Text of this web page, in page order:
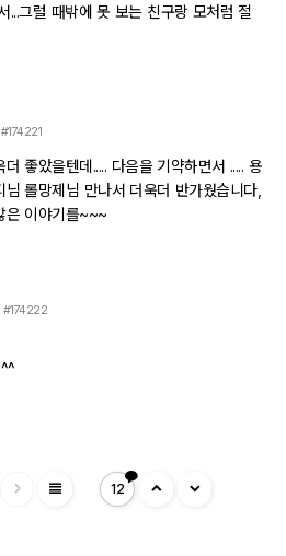
...그럴 때밖에 못 보는 친구랑 모처럼 절
좋았을텐데..... 다음을 기약하면서 ..... 용
롤망제님 만나서 더욱더 반가웠습니다,
은 이야기를~~~
#174222
view_headline 12